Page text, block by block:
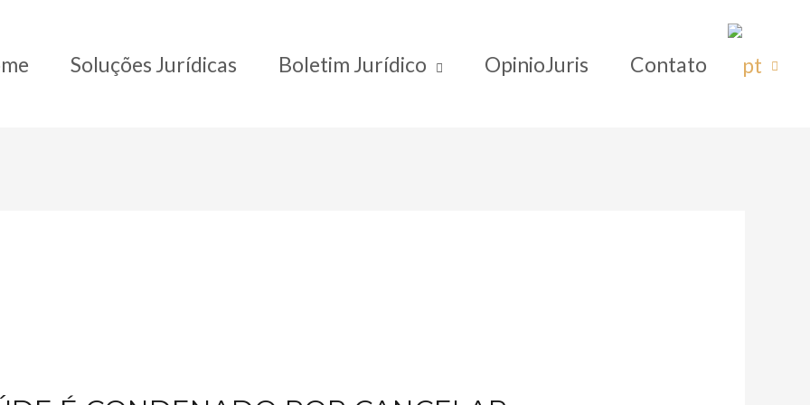
Soluções Jurídicas Boletim Jurídico OpinioJuris Contato